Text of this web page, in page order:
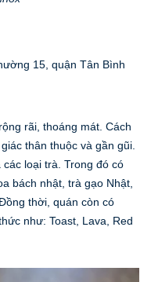
15, quận Tân Bình
rãi, thoáng mát. Cách
thân thuộc và gần gũi.
loại trà. Trong đó có
bách nhật, trà gạo Nhật,
thời, quán còn có
như: Toast, Lava, Red